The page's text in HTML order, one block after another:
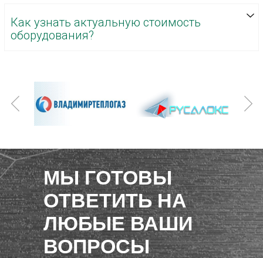
Как узнать актуальную стоимость
оборудования?
МЫ ГОТОВЫ
ОТВЕТИТЬ НА
ЛЮБЫЕ ВАШИ
ВОПРОСЫ